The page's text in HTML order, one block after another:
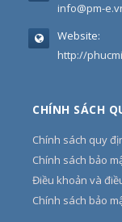
info@pm-
Website:
http://
CHÍNH SÁCH
Chính sách quy
Chính sách bảo
Điều khoản và
Chính sách bảo